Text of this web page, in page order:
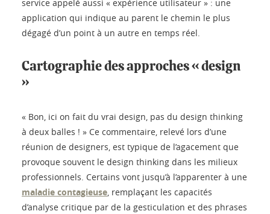
service appelé aussi « expérience utilisateur » : une
application qui indique au parent le chemin le plus
dégagé d’un point à un autre en temps réel.
Cartographie des approches « design
»
« Bon, ici on fait du vrai design, pas du design thinking
à deux balles ! » Ce commentaire, relevé lors d’une
réunion de designers, est typique de l’agacement que
provoque souvent le design thinking dans les milieux
professionnels. Certains vont jusqu’à l’apparenter à une
maladie contagieuse, remplaçant les capacités
d’analyse critique par de la gesticulation et des phrases